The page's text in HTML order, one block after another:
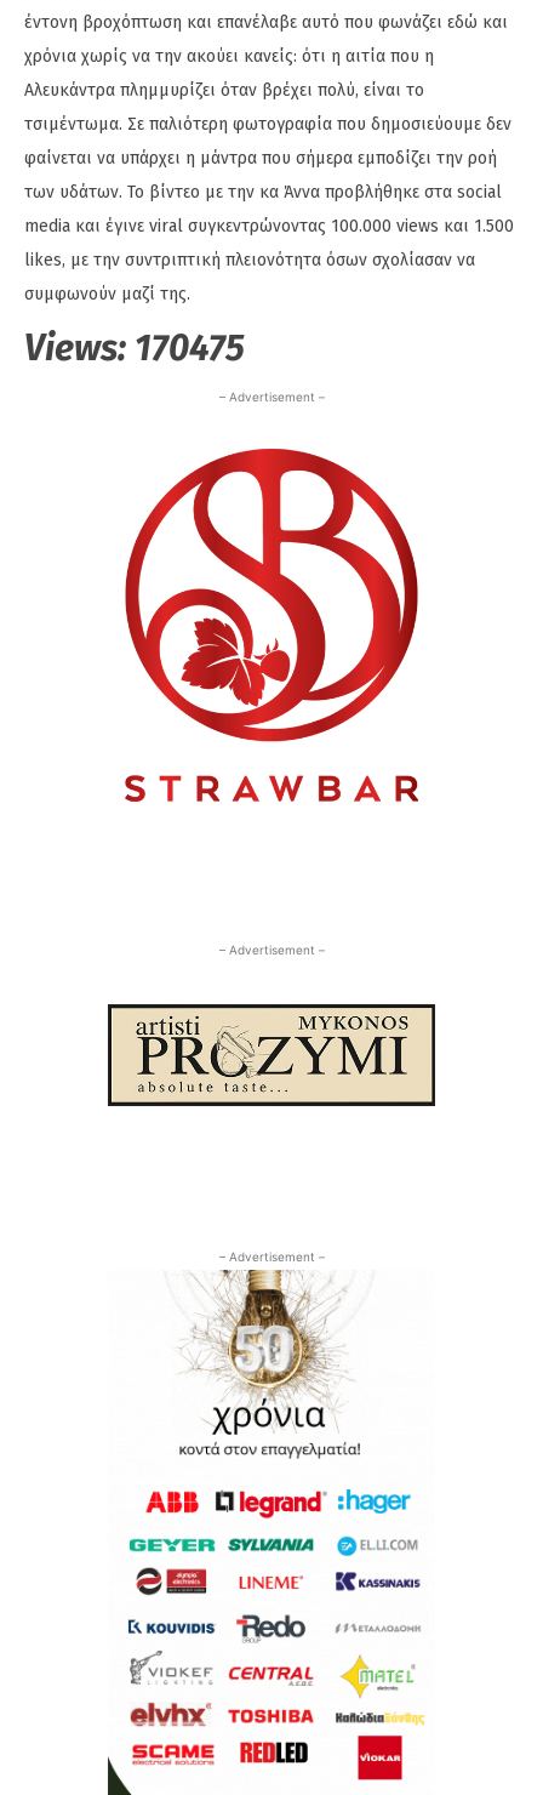
έντονη βροχόπτωση και επανέλαβε αυτό που φωνάζει εδώ και
χρόνια χωρίς να την ακούει κανείς: ότι η αιτία που η
Αλευκάντρα πλημμυρίζει όταν βρέχει πολύ, είναι το
τσιμέντωμα. Σε παλιότερη φωτογραφία που δημοσιεύουμε δεν
φαίνεται να υπάρχει η μάντρα που σήμερα εμποδίζει την ροή
των υδάτων. Το βίντεο με την κα Άννα προβλήθηκε στα social
media και έγινε viral συγκεντρώνοντας 100.000 views και 1.500
likes, με την συντριπτική πλειονότητα όσων σχολίασαν να
συμφωνούν μαζί της.
Views: 170475
– Advertisement –
– Advertisement –
– Advertisement –